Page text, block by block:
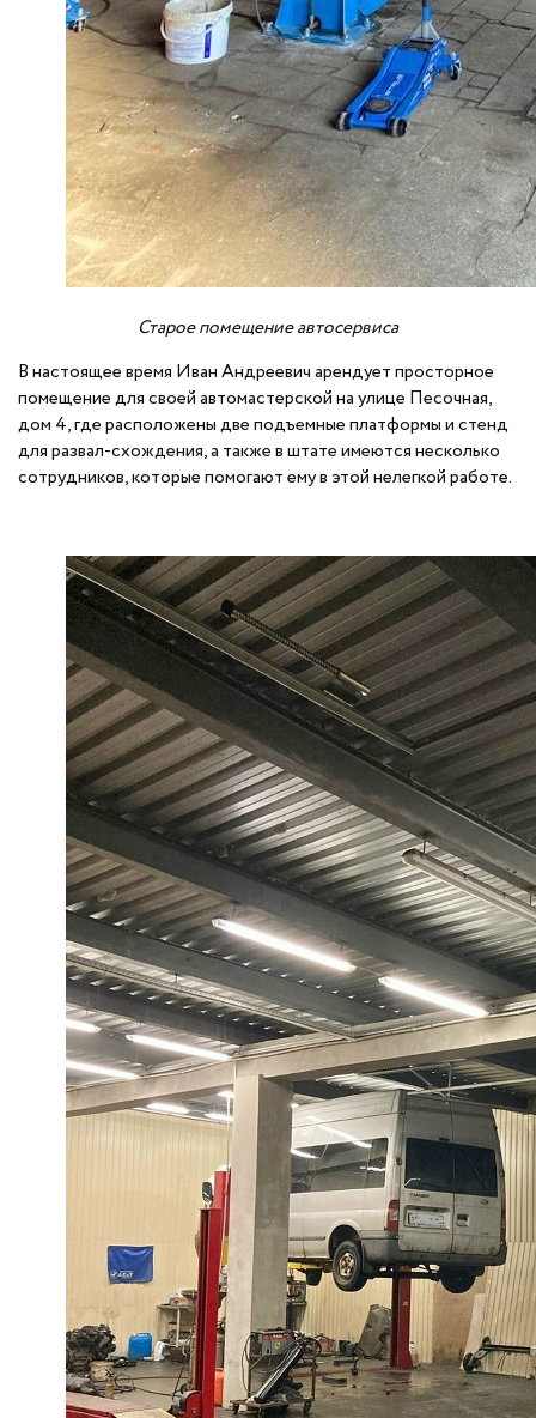
Старое помещение автосервиса
В настоящее время Иван Андреевич арендует просторное
помещение для своей автомастерской на улице Песочная,
дом 4, где расположены две подъемные платформы и стенд
для развал-схождения, а также в штате имеются несколько
сотрудников, которые помогают ему в этой нелегкой работе.